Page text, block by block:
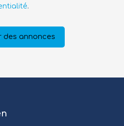
.
des annonces